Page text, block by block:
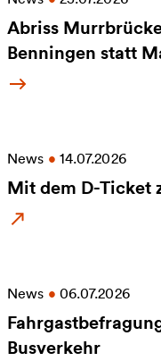
Abriss
Benningen statt
Mehr
News • 14.07.2026
Mit dem D-Ticket
Mehr
News • 06.07.2026
Busverkehr